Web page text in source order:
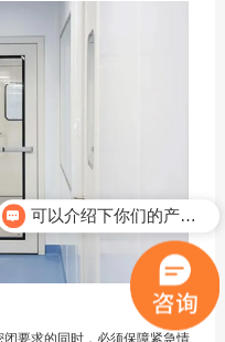
要求的同时，必须保障紧急情
可以介绍下你们的产品么？
你们是怎么收费的呢？